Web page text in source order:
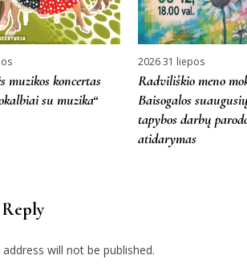
muzikos koncertas
su muzika“
2026 31 liepos
Radviliškio meno
Baisogalos
tapybos darbų
atidarymas
will not be published.